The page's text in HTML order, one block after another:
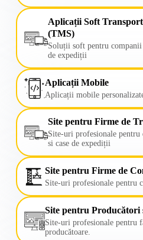
Aplicații Soft
(TMS)
Soluții soft pentru companii
de expediții
Aplicații Mobile
Aplicații mobile
Site pentru Firme de
Site-uri profesionale pentru
si case de expediții
Site pentru Firme de
Site-uri profesionale pentru
Site pentru Producători
Site-uri profesionale pentru
producătoare.